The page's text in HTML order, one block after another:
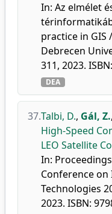
In: Az elmélet
practice in GIS
Debrecen
311, 2023.
DEA
37.Talbi, D., Gál, Z.,
High-Speed
LEO Satellite
In:
Conference
Technologies
2023. ISBN: